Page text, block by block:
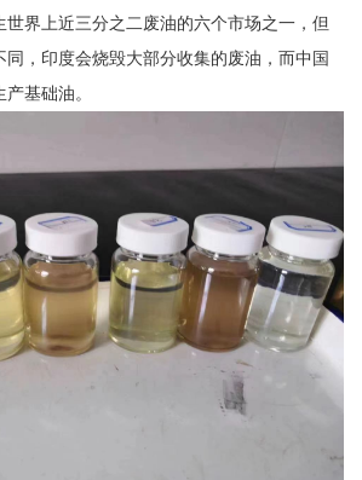
界上近三分之二废油的六个市场之一，但
，印度会烧毁大部分收集的废油，而中国
基础油。